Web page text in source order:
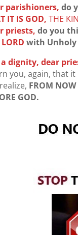
parishioners, do
IT IS GOD, THE
priests,do you
LORDwith Unholy
dignity, dear
you, again, that
FROM NOW
GOD.